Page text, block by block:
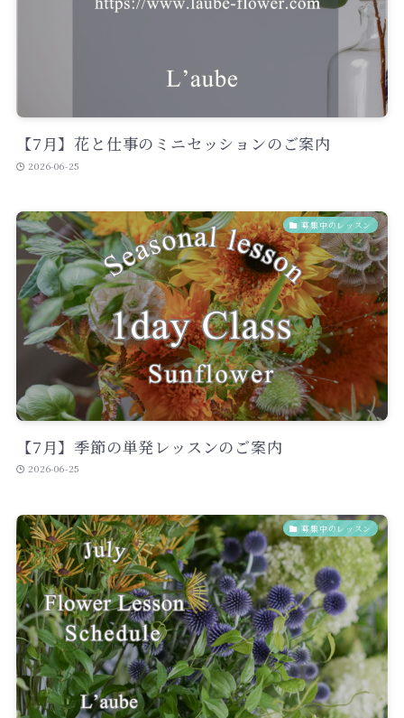
【7月】花と仕事のミニセッションのご案内
2026-06-25
募集中のレッスン
【7月】季節の単発レッスンのご案内
2026-06-25
募集中のレッスン